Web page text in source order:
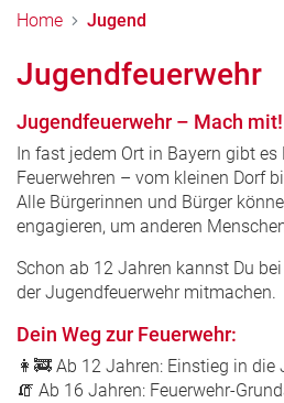
Home Jugend
Jugendfeuerwehr
Jugendfeuerwehr – Mach mit!
In fast jedem Ort in Bayern gibt es
Feuerwehren – vom kleinen Dorf
Alle Bürgerinnen und Bürger
engagieren, um anderen
Schon ab 12 Jahren kannst Du bei
der Jugendfeuerwehr mitmachen.
Dein Weg zur Feuerwehr:
👩‍🚒 Ab 12 Jahren: Einstieg in die
🧯 Ab 16 Jahren: Feuerwehr-